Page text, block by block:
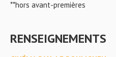
**hors avant-premières
RENSEIGNEMENTS